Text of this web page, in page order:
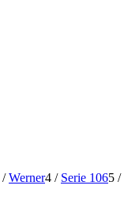
/ Werner4 / Serie 1065 /